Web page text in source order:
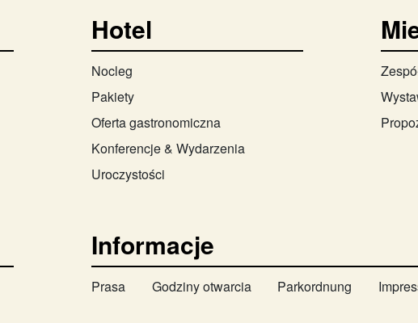
Hotel
Nocleg
Pakiety
Oferta gastronomiczna
Konferencje & Wydarzenia
Uroczystości
Informacje
Prasa Godziny otwarcia Parkordnung